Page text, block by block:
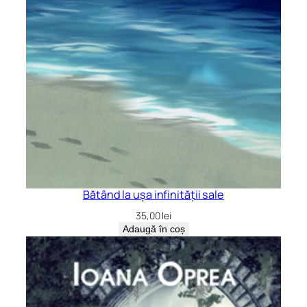
Bătând la ușa infinității sale
35,00lei
Adaugă în coș